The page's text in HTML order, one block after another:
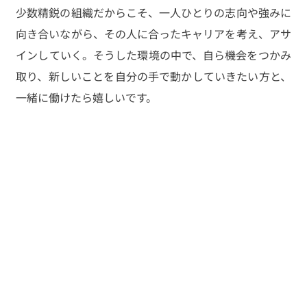
少数精鋭の組織だからこそ、一人ひとりの志向や強みに
向き合いながら、その人に合ったキャリアを考え、アサ
インしていく。そうした環境の中で、自ら機会をつかみ
取り、新しいことを自分の手で動かしていきたい方と、
一緒に働けたら嬉しいです。